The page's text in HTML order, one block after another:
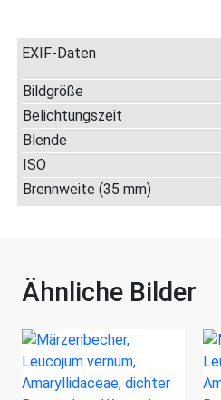
EXIF-Daten
Bildgröße
Belichtungszeit
Blende
ISO
Brennweite (35 mm)
Ähnliche Bilder